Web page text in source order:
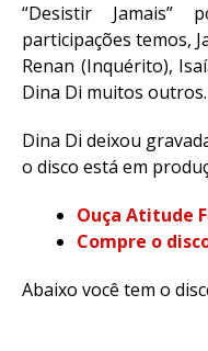
“Desistir
participações temos,
Renan (Inquérito),
Dina Di muitos outros.
Dina Di deixou
o disco está em
Ouça Atitude
Compre o
Abaixo você tem o